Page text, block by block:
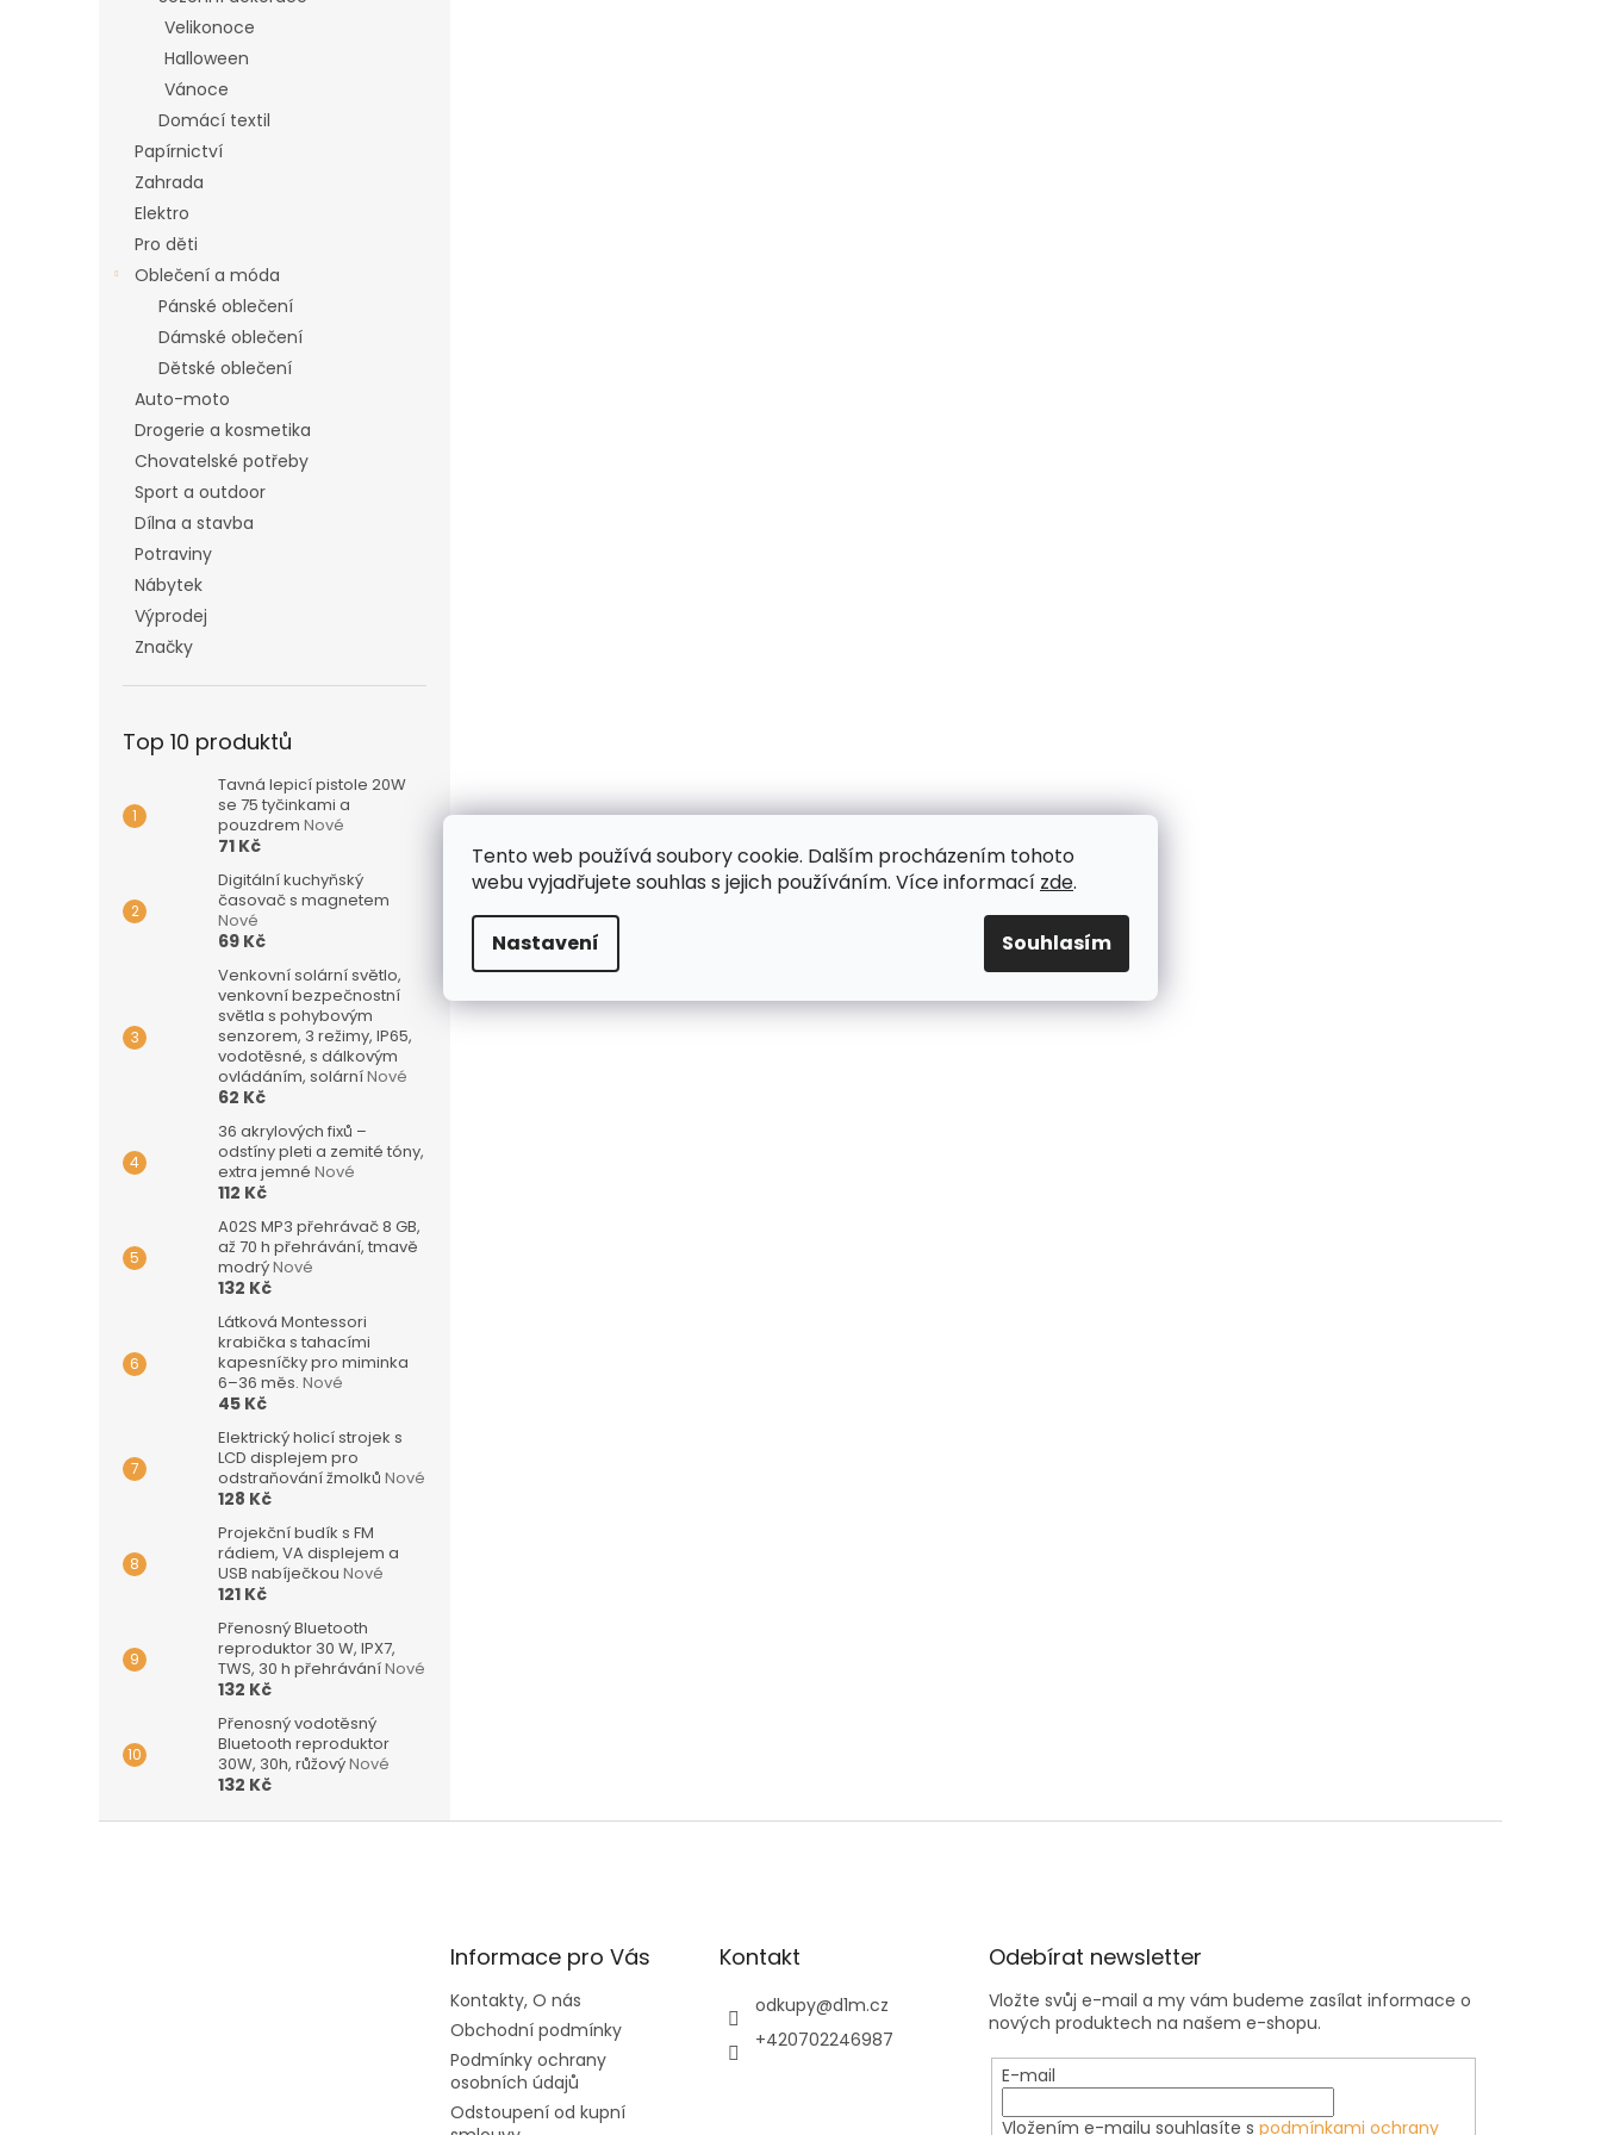
Tento web používá soubory cookie. Dalším procházením tohoto
webu vyjadřujete souhlas s jejich používáním. Více informací zde.
Nastavení Souhlasím
Velikonoce
Halloween
Vánoce
Domácí textil
Papírnictví
Zahrada
Elektro
Pro děti
Oblečení a móda
Pánské oblečení
Dámské oblečení
Dětské oblečení
Auto-moto
Drogerie a kosmetika
Chovatelské potřeby
Sport a outdoor
Dílna a stavba
Potraviny
Nábytek
Výprodej
Značky
Top 10 produktů
Tavná lepicí pistole 20W
se 75 tyčinkami a
pouzdrem Nové
71 Kč
Digitální kuchyňský
časovač s magnetem
Nové
69 Kč
Venkovní solární světlo,
venkovní bezpečnostní
světla s pohybovým
senzorem, 3 režimy, IP65,
vodotěsné, s dálkovým
ovládáním, solárníNové
62 Kč
36 akrylových fixů –
odstíny pleti a zemité tóny,
extra jemné Nové
112 Kč
A02S MP3 přehrávač 8 GB,
až 70 h přehrávání, tmavě
modrýNové
132 Kč
Látková Montessori
krabička s tahacími
kapesníčky pro miminka
6–36 měs. Nové
45 Kč
Elektrický holicí strojek s
LCD displejem pro
odstraňování žmolků Nové
128 Kč
Projekční budík s FM
rádiem, VA displejem a
USB nabíječkou Nové
121 Kč
Přenosný Bluetooth
reproduktor 30 W, IPX7,
TWS, 30 h přehráváníNové
132 Kč
Přenosný vodotěsný
Bluetooth reproduktor
30W, 30h, růžovýNové
132 Kč
Informace pro Vás
Kontakty, O nás
Obchodní podmínky
Podmínky ochrany
osobních údajů
Odstoupení od kupní
Kontakt
odkupy@d1m.cz
+420702246987
Odebírat newsletter
Vložte svůj e-mail a my vám budeme zasílat informace o
nových produktech na našem e-shopu.
E-mail
Vložením e-mailu souhlasíte spodmínkami ochrany